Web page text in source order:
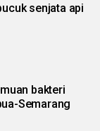
senjata api
bakteri
Semarang